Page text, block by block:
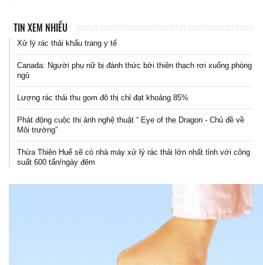
TIN XEM NHIỀU
Xử lý rác thải khẩu trang y tế
Canada: Người phụ nữ bị đánh thức bởi thiên thạch rơi xuống phòng
ngủ
Lượng rác thải thu gom đô thị chỉ đạt khoảng 85%
Phát động cuộc thi ảnh nghệ thuật “ Eye of the Dragon - Chủ đề về
Môi trường”
Thừa Thiên Huế sẽ có nhà máy xử lý rác thải lớn nhất tỉnh với công
suất 600 tấn/ngày đêm